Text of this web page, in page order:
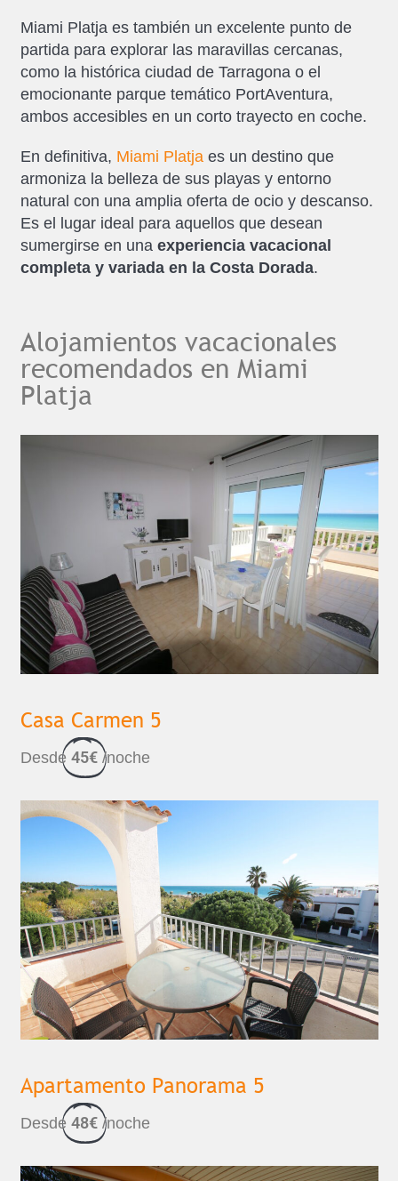
Miami Platja es también un excelente punto de
partida para explorar las maravillas cercanas,
como la histórica ciudad de Tarragona o el
emocionante parque temático PortAventura,
ambos accesibles en un corto trayecto en coche.
En definitiva, Miami Platjaes un destino que
armoniza la belleza de sus playas y entorno
natural con una amplia oferta de ocio y descanso.
Es el lugar ideal para aquellos que desean
sumergirse en una experiencia vacacional
completa y variada en la Costa Dorada.
Alojamientos vacacionales
recomendados en Miami
Platja
Casa Carmen 5
Desde 45€ /noche
Apartamento Panorama 5
Desde 48€ /noche